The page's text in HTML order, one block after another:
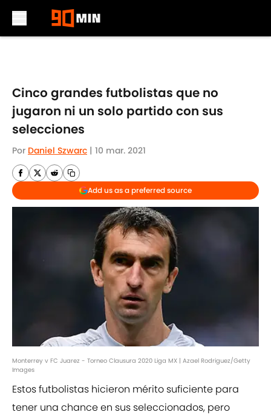
Cinco grandes futbolistas que no
jugaron ni un solo partido con sus
selecciones
Por Daniel Szwarc | 10 mar. 2021
Add us as a preferred source
Monterrey v FC Juarez - Torneo Clausura 2020 Liga MX | Azael Rodriguez/Getty
Images
Estos futbolistas hicieron mérito suficiente para
tener una chance en sus seleccionados, pero